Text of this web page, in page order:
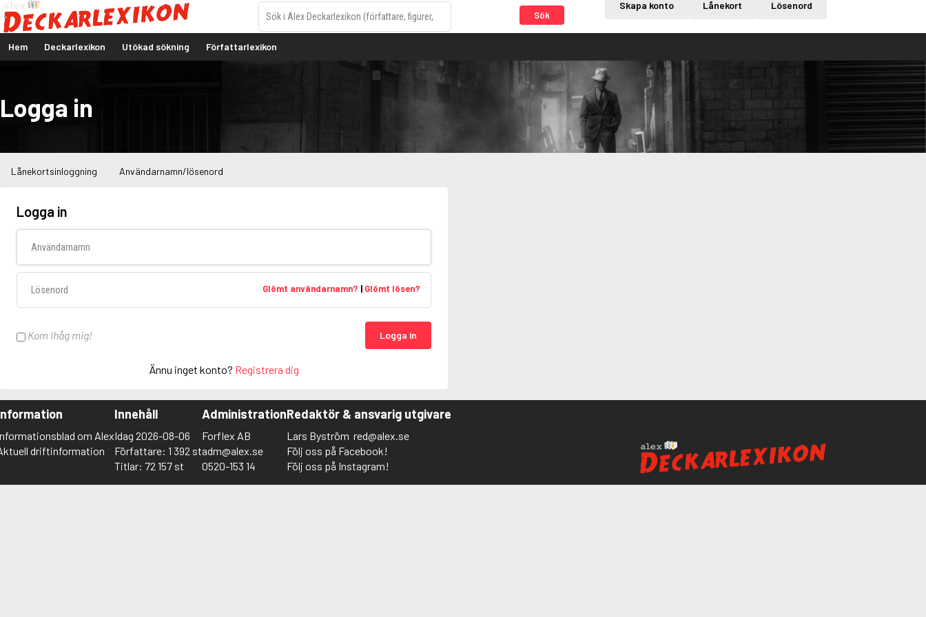
Sök
Skapa konto Lånekort Lösenord
Hem Deckarlexikon Utökad sökning Författarlexikon
Logga in
Lånekortsinloggning Användarnamn/lösenord
Logga in
Glömt användarnamn? | Glömt lösen?
Kom ihåg mig! Logga in
Ännu inget konto? Registrera dig
om Alex
driftinformation
Innehåll
Idag 2026-08-06
Författare: 1 392 st
Titlar: 72 157 st
Administration
Forflex AB
adm@alex.se
0520-153 14
Redaktör & ansvarig utgivare
Lars Byström red@alex.se
Följ oss på Facebook!
Följ oss på Instagram!